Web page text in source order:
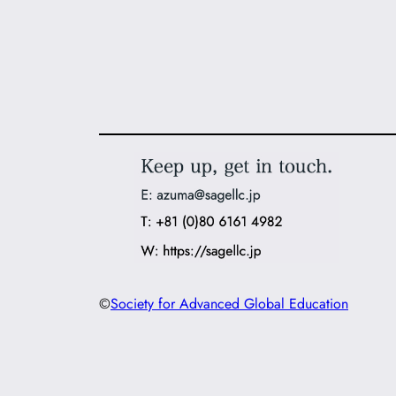
©Society for Advanced Global Education